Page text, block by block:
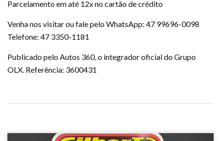
Parcelamento em até 12x no cartão de crédito
Venha nos visitar ou fale pelo WhatsApp: 47 99696-0098
Telefone: 47 3350-1181
Publicado pelo Autos 360, o integrador oficial do Grupo
OLX. Referência: 3600431